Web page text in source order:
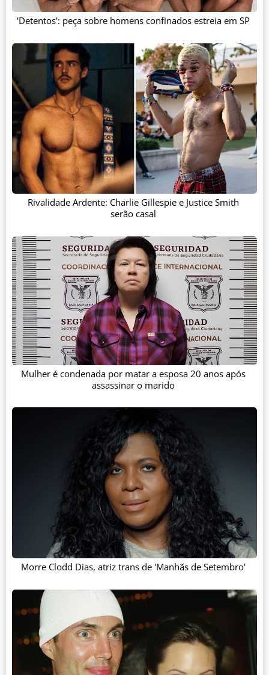
'Detentos': peça sobre homens confinados estreia em SP
Rivalidade Ardente: Charlie Gillespie e Justice Smith
serão casal
Mulher é condenada por matar a esposa 20 anos após
assassinar o marido
Morre Clodd Dias, atriz trans de 'Manhãs de Setembro'